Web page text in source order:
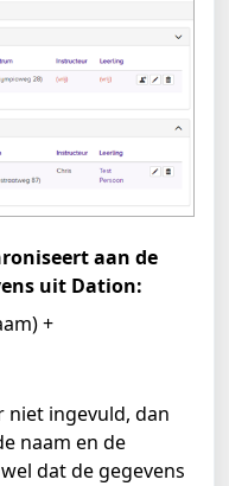
aan de
uit Dation:
+
niet ingevuld, dan
naam en de
dat de gegevens